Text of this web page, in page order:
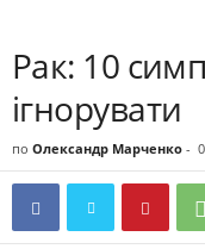
Рак: 10
ігнорувати
по Олександр Марченко -